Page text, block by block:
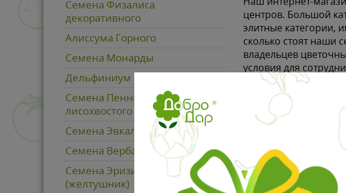
центров. Большой
элитные категории,
сколько стоят наши
владельцев
условия для
материал от
Многие
за несколько
операторами,
Семена Физалиса
декоративного
Алиссума Горного
Семена Монарды
Дельфиниум многолетний
Семена Пеннисетума
лисохвостого
Семена Эвкалипта
Семена Вербаскума (коровяк)
Семена Эризимума
(желтушник)